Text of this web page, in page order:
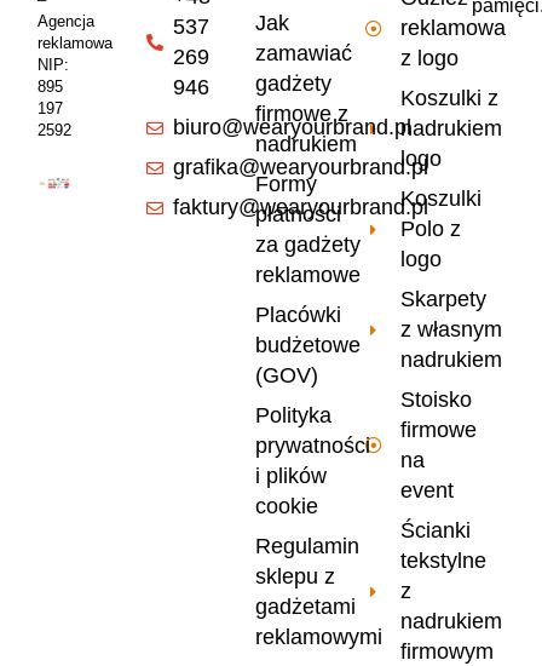
reklamowa
z logo
Koszulki z
nadrukiem
logo
Koszulki
Polo z
logo
Skarpety
z własnym
nadrukiem
Stoisko
firmowe
na
event
Ścianki
tekstylne
z
nadrukiem
firmowym
Jak
zamawiać
gadżety
firmowe z
nadrukiem
Formy
płatności
za gadżety
reklamowe
Placówki
budżetowe
(GOV)
Polityka
prywatności
i plików
cookie
Regulamin
sklepu z
gadżetami
reklamowymi
537
269
946
biuro@wearyourbrand.pl
grafika@wearyourbrand.pl
faktury@wearyourbrand.pl
Agencja
reklamowa
NIP:
895
197
2592